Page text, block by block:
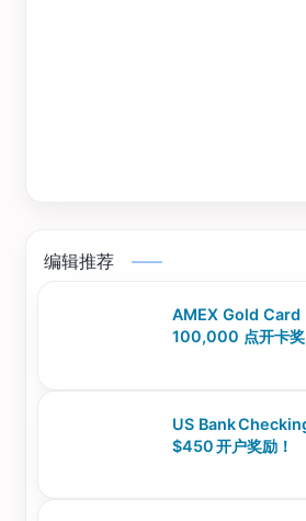
编辑推荐
AMEX Gold Card
100,000 点开卡奖
US Bank
$450 开户奖励！